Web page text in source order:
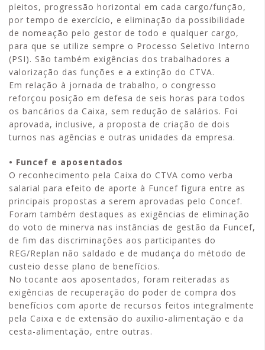
pleitos, progressão horizontal em cada cargo/função,
por tempo de exercício, e eliminação da possibilidade
de nomeação pelo gestor de todo e qualquer cargo,
para que se utilize sempre o Processo Seletivo Interno
(PSI). São também exigências dos trabalhadores a
valorização das funções e a extinção do CTVA.
Em relação à jornada de trabalho, o congresso
reforçou posição em defesa de seis horas para todos
os bancários da Caixa, sem redução de salários. Foi
aprovada, inclusive, a proposta de criação de dois
turnos nas agências e outras unidades da empresa.
• Funcef e aposentados
O reconhecimento pela Caixa do CTVA como verba
salarial para efeito de aporte à Funcef figura entre as
principais propostas a serem aprovadas pelo Concef.
Foram também destaques as exigências de eliminação
do voto de minerva nas instâncias de gestão da Funcef,
de fim das discriminações aos participantes do
REG/Replan não saldado e de mudança do método de
custeio desse plano de benefícios.
No tocante aos aposentados, foram reiteradas as
exigências de recuperação do poder de compra dos
benefícios com aporte de recursos feitos integralmente
pela Caixa e de extensão do auxílio-alimentação e da
cesta-alimentação, entre outras.